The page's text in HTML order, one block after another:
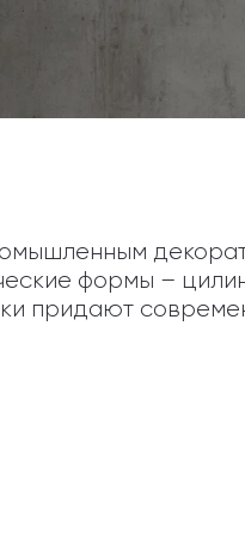
формы –
придают